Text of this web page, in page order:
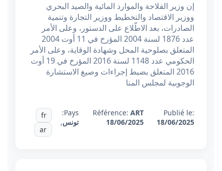
إن وزير الفلاحة والموارد المائية والصيد البحري
ووزير الاقتصاد والتخطيط ووزير التجارة وتنمية
الصادرات، بعد الاطّلاع على الدستور، وعلى الأمر
عدد 1876 لسنة 2004 المؤرخ في 11 أوت 2004
المتعلق بصلوحية المحل وشهادة الوقاية، وعلى الأمر
الحكومي عدد 1148 لسنة 2016 المؤرخ في 19 أوت
2016 المتعلق بضبط إجراءات وصيغ الاستشارة
الوجوبية لمجلس المنا
Publié le:
18/06/2025
Référence:ART
18/06/2025
Pays:
تونس,
fr
ar